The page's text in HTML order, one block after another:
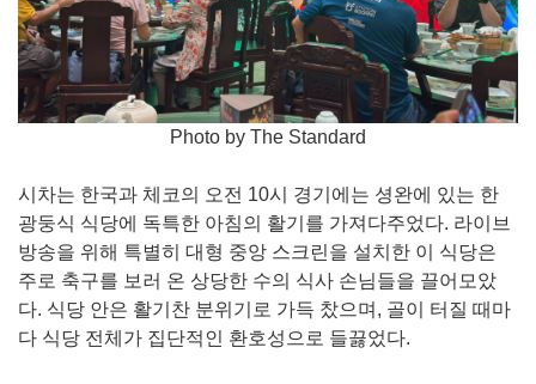
Photo by The Standard
시차는 한국과 체코의 오전 10시 경기에는 셩완에 있는 한
광둥식 식당에 독특한 아침의 활기를 가져다주었다. 라이브
방송을 위해 특별히 대형 중앙 스크린을 설치한 이 식당은
주로 축구를 보러 온 상당한 수의 식사 손님들을 끌어모았
다. 식당 안은 활기찬 분위기로 가득 찼으며, 골이 터질 때마
다 식당 전체가 집단적인 환호성으로 들끓었다.